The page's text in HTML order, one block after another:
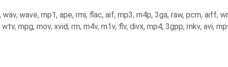
wave, mp1, ape, rmi, flac, aif, mp3, m4p, 3ga, raw, pcm, aiff,
mpg, mov, xvid, rm, m4v, m1v, flv, divx, mp4, 3gpp, mkv, avi,